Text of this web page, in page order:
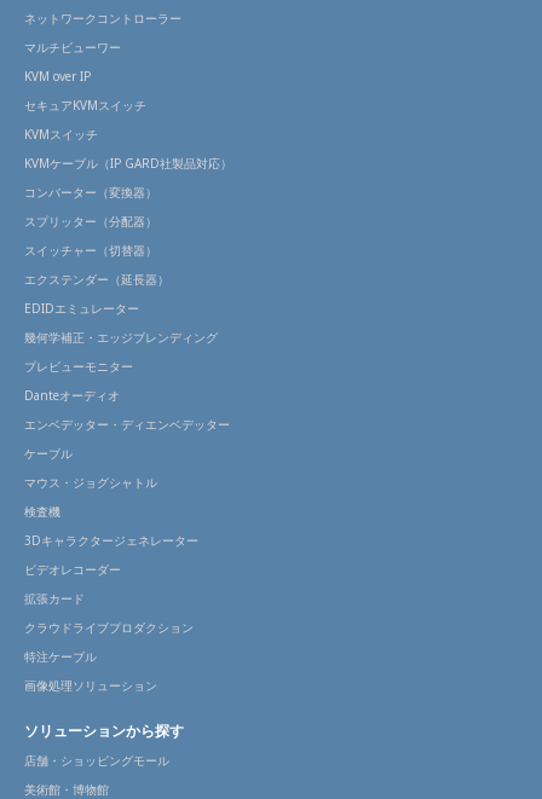
ネットワークコントローラー
マルチビューワー
KVM over IP
セキュアKVMスイッチ
KVMスイッチ
KVMケーブル（IP GARD社製品対応）
コンバーター（変換器）
スプリッター（分配器）
スイッチャー（切替器）
エクステンダー（延長器）
EDIDエミュレーター
幾何学補正・エッジブレンディング
プレビューモニター
Danteオーディオ
エンベデッター・ディエンベデッター
ケーブル
マウス・ジョグシャトル
検査機
3Dキャラクタージェネレーター
ビデオレコーダー
拡張カード
クラウドライブプロダクション
特注ケーブル
画像処理ソリューション
ソリューションから探す
店舗・ショッピングモール
美術館・博物館